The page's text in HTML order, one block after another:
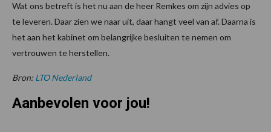
Wat ons betreft is het nu aan de heer Remkes om zijn advies op
te leveren. Daar zien we naar uit, daar hangt veel van af. Daarna is
het aan het kabinet om belangrijke besluiten te nemen om
vertrouwen te herstellen.
Bron: LTO Nederland
Aanbevolen voor jou!